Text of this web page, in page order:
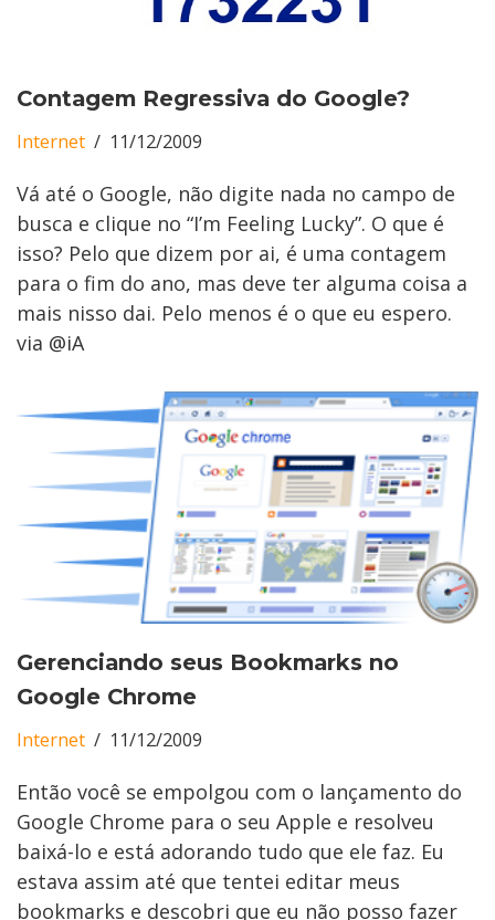
Contagem Regressiva do Google?
Internet 11/12/2009
Vá até o Google, não digite nada no campo de
busca e clique no “I’m Feeling Lucky”. O que é
isso? Pelo que dizem por ai, é uma contagem
para o fim do ano, mas deve ter alguma coisa a
mais nisso dai. Pelo menos é o que eu espero.
via @iA
Gerenciando seus Bookmarks no
Google Chrome
Internet 11/12/2009
Então você se empolgou com o lançamento do
Google Chrome para o seu Apple e resolveu
baixá-lo e está adorando tudo que ele faz. Eu
estava assim até que tentei editar meus
bookmarks e descobri que eu não posso fazer